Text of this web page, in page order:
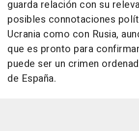
guarda relación con su
posibles connotaciones
Ucrania como con Rusia,
que es pronto para
puede ser un crimen
de España.